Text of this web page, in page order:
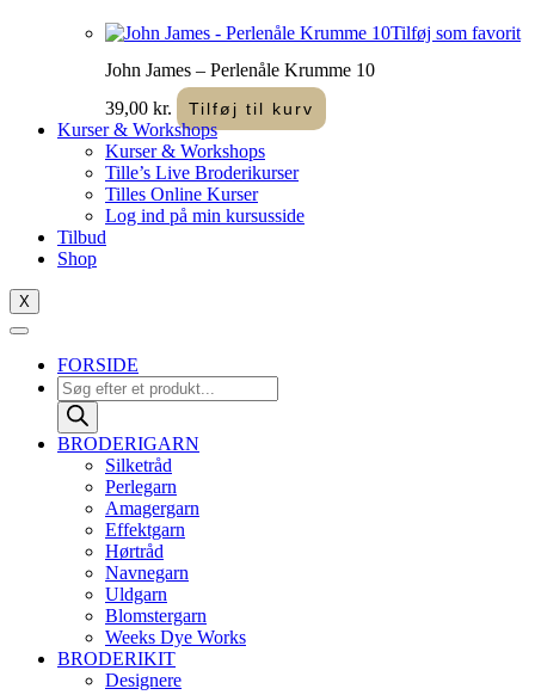
Tilføj som favorit
John James – Perlenåle Krumme 10
39,00 kr. Tilføj til kurv
Kurser & Workshops
Kurser & Workshops
Tille’s Live Broderikurser
Tilles Online Kurser
Log ind på min kursusside
Tilbud
Shop
X
FORSIDE
Products
search
BRODERIGARN
Silketråd
Perlegarn
Amagergarn
Effektgarn
Hørtråd
Navnegarn
Uldgarn
Blomstergarn
Weeks Dye Works
BRODERIKIT
Designere